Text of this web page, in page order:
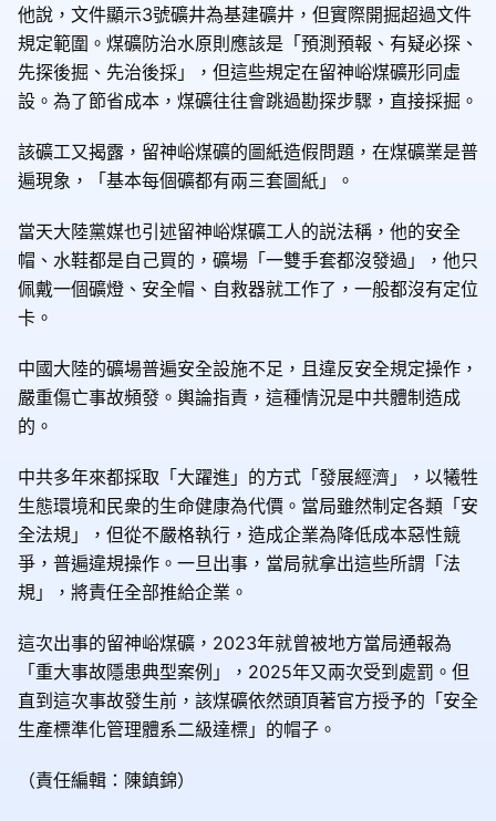
他說，文件顯示3號礦井為基建礦井，但實際開掘超過文件
規定範圍。煤礦防治水原則應該是「預測預報、有疑必探、
先探後掘、先治後採」，但這些規定在留神峪煤礦形同虛
設。為了節省成本，煤礦往往會跳過勘探步驟，直接採掘。
該礦工又揭露，留神峪煤礦的圖紙造假問題，在煤礦業是普
遍現象，「基本每個礦都有兩三套圖紙」。
當天大陸黨媒也引述留神峪煤礦工人的説法稱，他的安全
帽、水鞋都是自己買的，礦場「一雙手套都沒發過」，他只
佩戴一個礦燈、安全帽、自救器就工作了，一般都沒有定位
卡。
中國大陸的礦場普遍安全設施不足，且違反安全規定操作，
嚴重傷亡事故頻發。輿論指責，這種情況是中共體制造成
的。
中共多年來都採取「大躍進」的方式「發展經濟」，以犧牲
生態環境和民衆的生命健康為代價。當局雖然制定各類「安
全法規」，但從不嚴格執行，造成企業為降低成本惡性競
爭，普遍違規操作。一旦出事，當局就拿出這些所謂「法
規」，將責任全部推給企業。
這次出事的留神峪煤礦，2023年就曾被地方當局通報為
「重大事故隱患典型案例」，2025年又兩次受到處罰。但
直到這次事故發生前，該煤礦依然頭頂著官方授予的「安全
生產標準化管理體系二級達標」的帽子。
（責任編輯：陳鎮錦）